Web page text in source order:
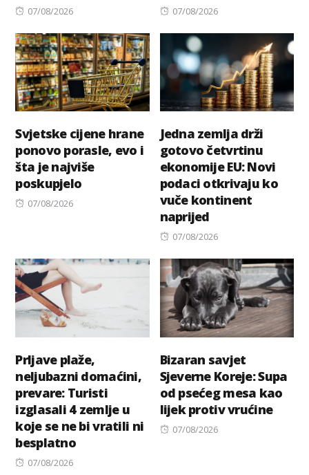
Posted
07/08/2026
Posted
07/08/2026
Svjetske cijene hrane
ponovo porasle, evo i
šta je najviše
poskupjelo
Posted
07/08/2026
Jedna zemlja drži
gotovo četvrtinu
ekonomije EU: Novi
podaci otkrivaju ko
vuče kontinent
naprijed
Posted
07/08/2026
Prljave plaže,
neljubazni domaćini,
prevare: Turisti
izglasali 4 zemlje u
koje se ne bi vratili ni
besplatno
Posted
07/08/2026
Bizaran savjet
Sjeverne Koreje: Supa
od psećeg mesa kao
lijek protiv vrućine
Posted
07/08/2026